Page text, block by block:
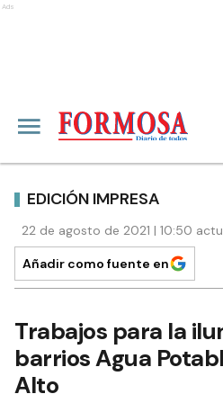
Ads
EDICIÓN IMPRESA
22 de agosto de 2021 | 10:50
Añadir como fuente en
Trabajos para la
barrios Agua
Alto